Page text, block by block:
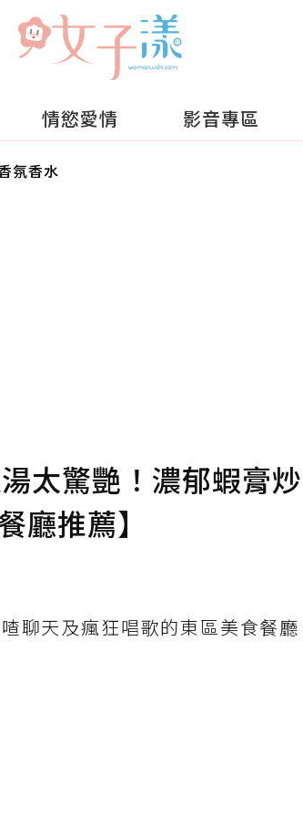
情慾愛情 影音專區
氛香水
太驚艷！濃郁蝦膏
廳推薦】
聊天及瘋狂唱歌的東區美食餐